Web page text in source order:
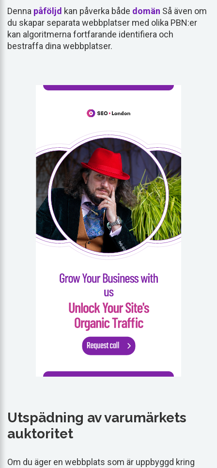
Denna påföljd kan påverka både domän Så även om
du skapar separata webbplatser med olika PBN:er
kan algoritmerna fortfarande identifiera och
bestraffa dina webbplatser.
Utspädning av varumärkets
auktoritet
Om du äger en webbplats som är uppbyggd kring